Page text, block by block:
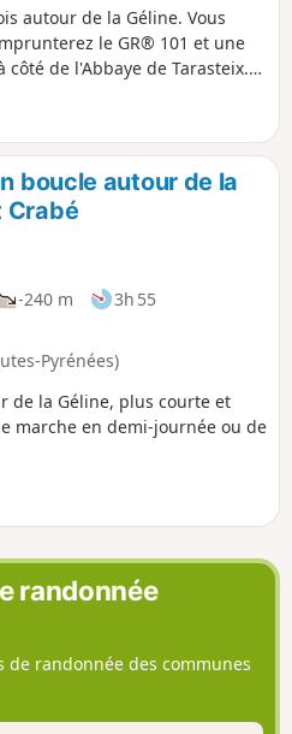
autour de la Géline. Vous
le GR® 101 et une
côté de l'Abbaye de Tarasteix.
pour visiter le Castet Crabé
récupérer en douceur. C'est
une marche nordique de 3h30
boucle autour de la
Crabé
-240 m
3h 55
Pyrénées)
de la Géline, plus courte et
marche en demi-journée ou de
randonnée
de randonnée des communes